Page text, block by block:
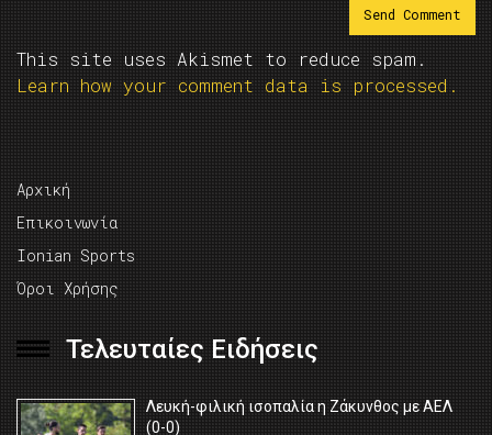
This site uses Akismet to reduce spam.
Learn how your comment data is processed.
Αρχική
Επικοινωνία
Ionian Sports
Όροι Χρήσης
Τελευταίες Ειδήσεις
Λευκή-φιλική ισοπαλία η Ζάκυνθος με ΑΕΛ
(0-0)